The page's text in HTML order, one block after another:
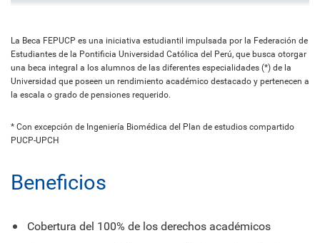
La Beca FEPUCP es una iniciativa estudiantil impulsada por la Federación de
Estudiantes de la Pontificia Universidad Católica del Perú, que busca otorgar
una beca integral a los alumnos de las diferentes especialidades (*) de la
Universidad que poseen un rendimiento académico destacado y pertenecen a
la escala o grado de pensiones requerido.
* Con excepción de Ingeniería Biomédica del Plan de estudios compartido
PUCP-UPCH
Beneficios
Cobertura del 100% de los derechos académicos